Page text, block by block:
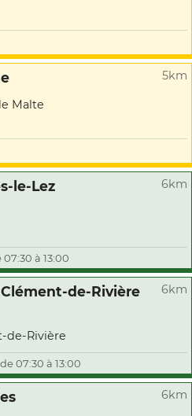
5km
Malte
le-Lez 6km
à 13:00
de-Rivière 6km
de-Rivière
07:30 à 13:00
6km